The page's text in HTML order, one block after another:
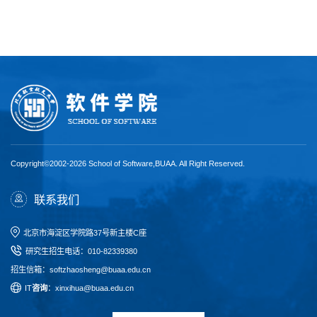
Copyright©2002-2026 School of Software,BUAA. All Right Reserved.
联系我们
北京市海淀区学院路37号新主楼C座
研究生招生电话： 010-82339380
招生信箱：softzhaosheng@buaa.edu.cn
IT咨询：xinxihua@buaa.edu.cn